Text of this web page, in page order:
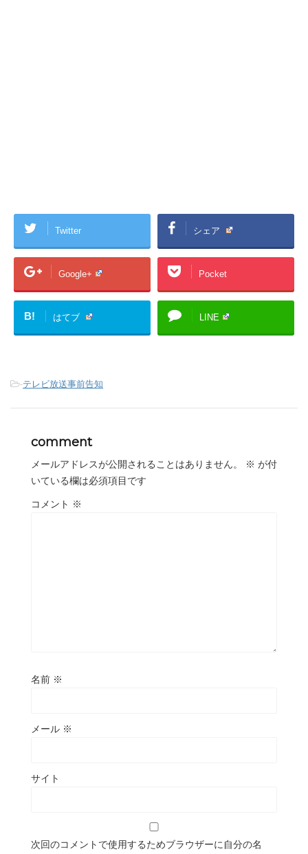
Twitter シェア
Google+ Pocket
B! はてブ LINE
-テレビ放送事前告知
comment
メールアドレスが公開されることはありません。 ※ が付
いている欄は必須項目です
コメント ※
名前 ※
メール ※
サイト
次回のコメントで使用するためブラウザーに自分の名